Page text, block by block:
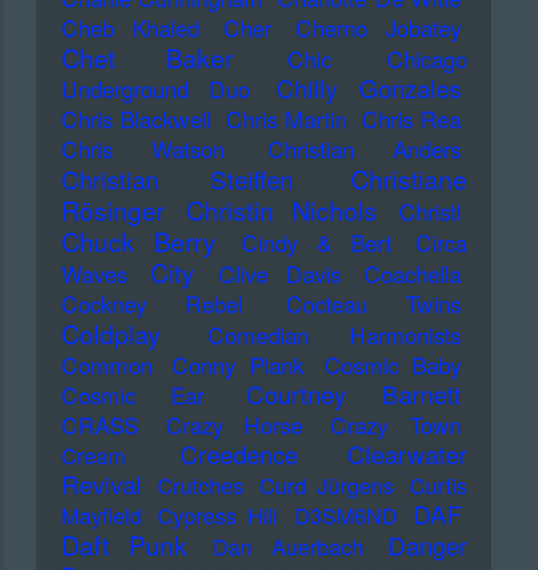
Cheb Khaled
Cher Cherno Jobatey
Chet Baker Chic
Chicago
Underground Duo
Chilly Gonzales
Chris Blackwell Chris Martin Chris Rea
Chris Watson
Christian Anders
Christian Steiffen
Christiane
Rösinger
Christin Nichols Christl
Chuck Berry Cindy & Bert
Circa
Waves
City Clive Davis
Coachella
Cockney Rebel
Cocteau Twins
Coldplay
Comedian Harmonists
Common
Conny Plank
Cosmic Baby
Cosmic Ear
Courtney Barnett
CRASS Crazy Horse Crazy Town
Cream
Creedence Clearwater
Revival
Crutches Curd Jürgens Curtis
Mayfield Cypress Hill D3SM6ND DAF
Daft Punk Dan Auerbach
Danger